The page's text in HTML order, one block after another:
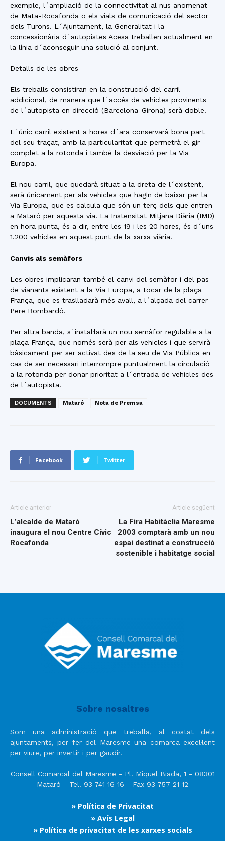
exemple, l´ampliació de la connectivitat al nus anomenat
de Mata-Rocafonda o els vials de comunicació del sector
dels Turons. L´Ajuntament, la Generalitat i la
concessionària d´autopistes Acesa treballen actualment en
la línia d´aconseguir una solució al conjunt.
Detalls de les obres
Els treballs consistiran en la construcció del carril
addicional, de manera que l´accés de vehicles provinents
de l´autopista en direcció (Barcelona-Girona) serà doble.
L´únic carril existent a hores d´ara conservarà bona part
del seu traçat, amb la particularitat que permetrà el gir
complet a la rotonda i també la desviació per la Via
Europa.
El nou carril, que quedarà situat a la dreta de l´existent,
serà únicament per als vehicles que hagin de baixar per la
Via Europa, que es calcula que són un terç dels que entren
a Mataró per aquesta via. La Instensitat Mitjana Diària (IMD)
en hora punta, és a dir, entre les 19 i les 20 hores, és d´uns
1.200 vehicles en aquest punt de la xarxa viària.
Canvis als semàfors
Les obres implicaran també el canvi del semàfor i del pas
de vianants existent a la Via Europa, a tocar de la plaça
França, que es traslladarà més avall, a l´alçada del carrer
Pere Bombardó.
Per altra banda, s´instal·larà un nou semàfor regulable a la
plaça França, que només serà per als vehicles i que servirà
bàsicament per ser activat des de la seu de Via Pública en
cas de ser necessari interrompre puntualment la circulació
a la rotonda per donar prioritat a l´entrada de vehicles des
de l´autopista.
DOCUMENTS Mataró Nota de Premsa
Facebook Twitter
Article anterior
L’alcalde de Mataró
inaugura el nou Centre Cívic
Rocafonda
Article següent
La Fira Habitàclia Maresme
2003 comptarà amb un nou
espai destinat a construcció
sostenible i habitatge social
Sobre nosaltres
Som una administració que treballa, al costat dels
ajuntaments, per fer del Maresme una comarca excel·lent
per viure, per invertir i per gaudir.
Consell Comarcal del Maresme - Pl. Miquel Biada, 1 - 08301
Mataró - Tel. 93 741 16 16 - Fax 93 757 21 12
» Política de Privacitat
» Avís Legal
» Política de privacitat de les xarxes socials